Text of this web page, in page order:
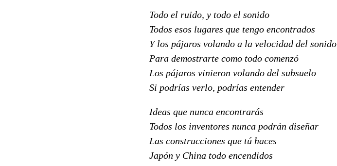
Todo el ruido, y todo el sonido
Todos esos lugares que tengo encontrados
Y los pájaros volando a la velocidad del sonido
Para demostrarte como todo comenzó
Los pájaros vinieron volando del subsuelo
Si podrías verlo, podrías entender
Ideas que nunca encontrarás
Todos los inventores nunca podrán diseñar
Las construcciones que tú haces
Japón y China todo encendidos